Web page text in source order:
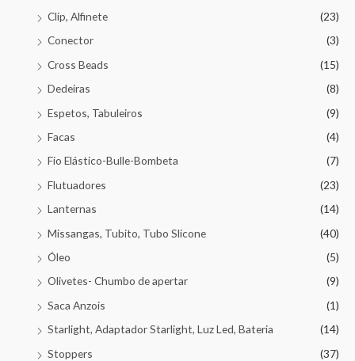
Clip, Alfinete
(23)
Conector
(3)
Cross Beads
(15)
Dedeiras
(8)
Espetos, Tabuleiros
(9)
Facas
(4)
Fio Elástico-Bulle-Bombeta
(7)
Flutuadores
(23)
Lanternas
(14)
Missangas, Tubito, Tubo Slicone
(40)
Óleo
(5)
Olivetes- Chumbo de apertar
(9)
Saca Anzois
(1)
Starlight, Adaptador Starlight, Luz Led, Bateria
(14)
Stoppers
(37)